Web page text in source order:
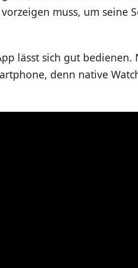
muss, um seine
lässt sich gut bedienen.
denn native